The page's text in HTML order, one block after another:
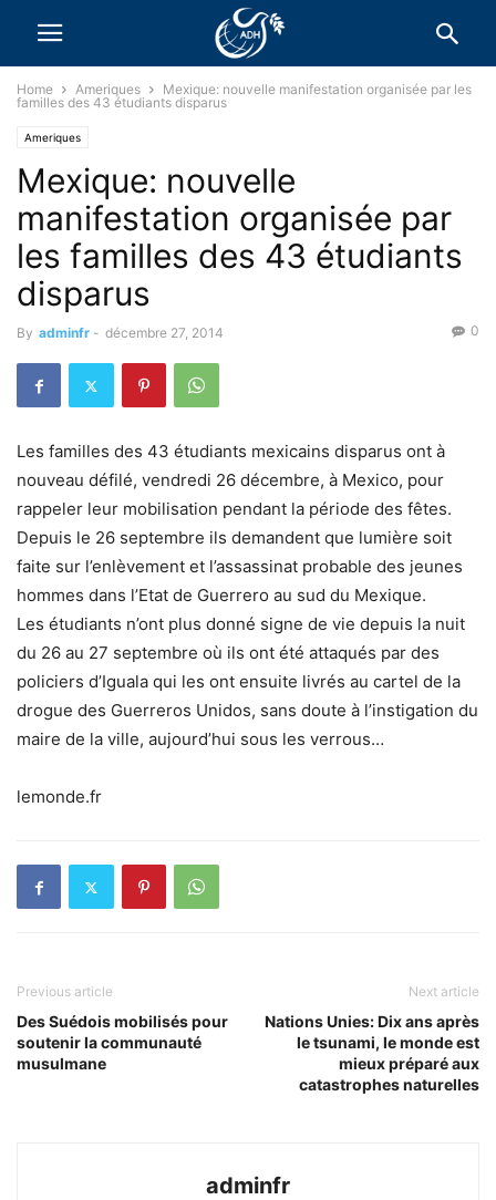
Home Ameriques
Mexique: nouvelle manifestation organisée par les
familles des 43 étudiants disparus
Ameriques
Mexique: nouvelle
manifestation organisée par
les familles des 43 étudiants
disparus
By adminfr - décembre 27, 2014 0
Les familles des 43 étudiants mexicains disparus ont à
nouveau défilé, vendredi 26 décembre, à Mexico, pour
rappeler leur mobilisation pendant la période des fêtes.
Depuis le 26 septembre ils demandent que lumière soit
faite sur l’enlèvement et l’assassinat probable des jeunes
hommes dans l’Etat de Guerrero au sud du Mexique.
Les étudiants n’ont plus donné signe de vie depuis la nuit
du 26 au 27 septembre où ils ont été attaqués par des
policiers d’Iguala qui les ont ensuite livrés au cartel de la
drogue des Guerreros Unidos, sans doute à l’instigation du
maire de la ville, aujourd’hui sous les verrous…
lemonde.fr
Previous article
Des Suédois mobilisés pour
soutenir la communauté
musulmane
Next article
Nations Unies: Dix ans après
le tsunami, le monde est
mieux préparé aux
catastrophes naturelles
adminfr